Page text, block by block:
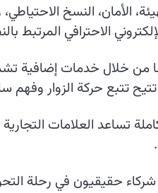
الأمان، النسخ
الاحترافي
تتيح تتبع حركة الزوار
تساعد العلامات
حقيقيون في رحلة